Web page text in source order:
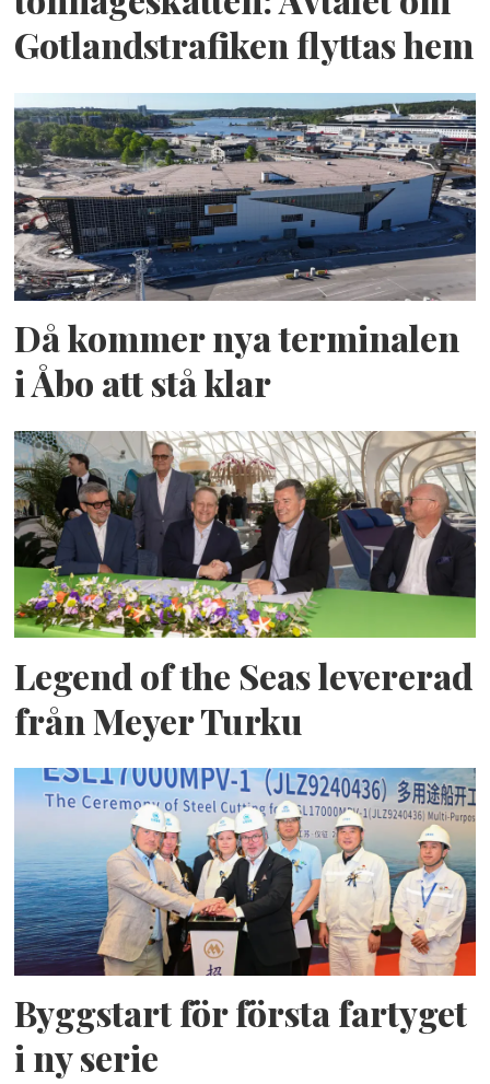
Gotlandstrafiken flyttas hem
Då kommer nya terminalen
i Åbo att stå klar
Legend of the Seas levererad
från Meyer Turku
Byggstart för första fartyget
i ny serie